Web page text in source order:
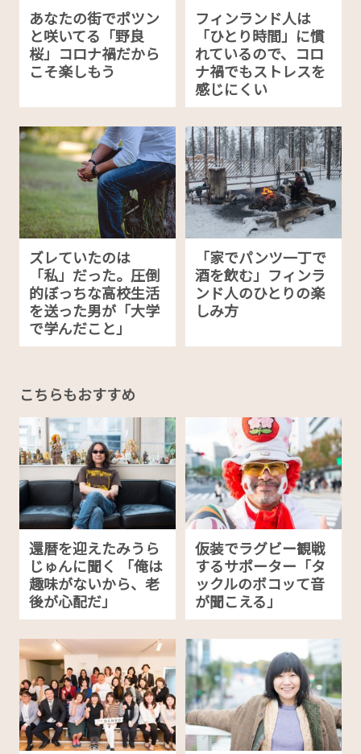
あなたの街でポツン
と咲いてる「野良
桜」コロナ禍だから
こそ楽しもう
フィンランド人は
「ひとり時間」に慣
れているので、コロ
ナ禍でもストレスを
感じにくい
ズレていたのは
「私」だった。圧倒
的ぼっちな高校生活
を送った男が「大学
で学んだこと」
「家でパンツ一丁で
酒を飲む」フィンラ
ンド人のひとりの楽
しみ方
こちらもおすすめ
還暦を迎えたみうら
じゅんに聞く 「俺は
趣味がないから、老
後が心配だ」
仮装でラグビー観戦
するサポーター「タ
ックルのボコッて音
が聞こえる」